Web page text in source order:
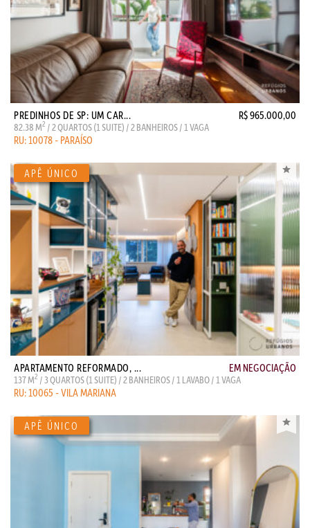
PREDINHOS DE SP: UM CAR... R$ 965.000,00
82.38 M2 / 2 QUARTOS (1 SUITE) / 2 BANHEIROS / 1 VAGA
RU: 10078 - PARAÍSO
APARTAMENTO REFORMADO, ... EM NEGOCIAÇÃO
137 M2 / 3 QUARTOS (1 SUITE) / 2 BANHEIROS / 1 LAVABO / 1 VAGA
RU: 10065 - VILA MARIANA